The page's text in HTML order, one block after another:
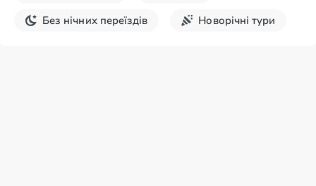
Без нічних переїздів
Новорічні тури